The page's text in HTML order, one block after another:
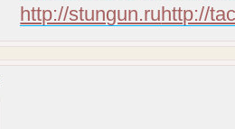
http://stungun.ruhttp://